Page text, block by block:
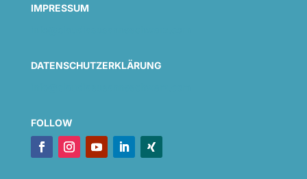
IMPRESSUM
DATENSCHUTZERKLÄRUNG
FOLLOW